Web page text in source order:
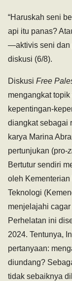
“Haruskah seni
api itu panas?
—aktivis seni dan
diskusi (6/8).
Diskusi Free
mengangkat
kepentingan-
diangkat sebagai
karya Marina
pertunjukan (pro-
Bertutur sendiri
oleh
Teknologi
menjelajahi
Perhelatan ini
2024. Tentunya,
pertanyaan:
diundang?
tidak sebaiknya